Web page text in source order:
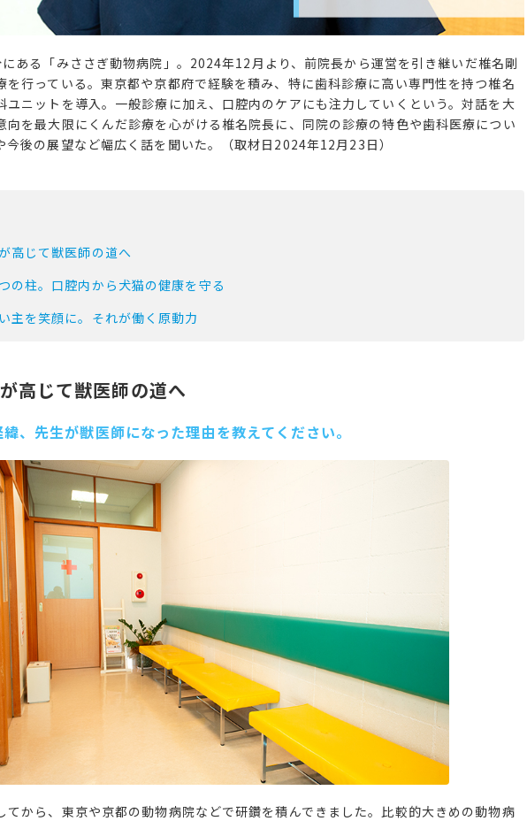
ある「みささぎ動物病院」。2024年12月より、前院長から運営を引き継いだ椎名剛
を行っている。東京都や京都府で経験を積み、特に歯科診療に高い専門性を持つ椎名
ユニットを導入。一般診療に加え、口腔内のケアにも注力していくという。対話を大
向を最大限にくんだ診療を心がける椎名院長に、同院の診療の特色や歯科医療につい
今後の展望など幅広く話を聞いた。（取材日2024年12月23日）
高じて獣医師の道へ
の柱。口腔内から犬猫の健康を守る
主を笑顔に。それが働く原動力
高じて獣医師の道へ
、先生が獣医師になった理由を教えてください。
てから、東京や京都の動物病院などで研鑽を積んできました。比較的大きめの動物病